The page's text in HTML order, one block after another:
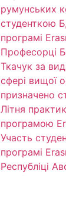
румунських
студенткою
програмі
Професорці
Ткачук за
сфері вищої
призначено
Літня
програмою
Участь
програмі
Республіці